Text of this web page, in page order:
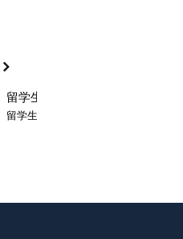
留学生贷款
留学生贷款专业平台
风险